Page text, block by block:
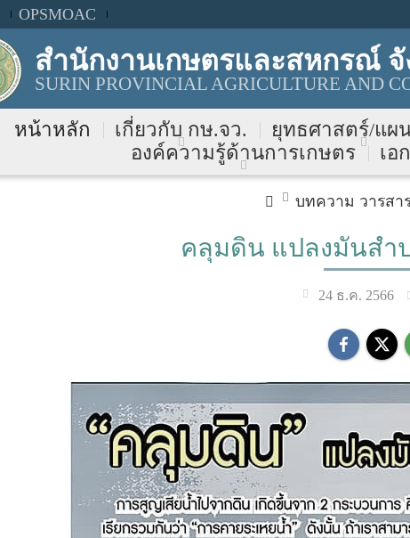
OPSMOAC
สำนักงานเกษตรและสหกรณ์
SURIN PROVINCIAL AGRICULTURE AND
หน้าหลัก เกี่ยวกับ กษ.จว. ยุทธศาสตร์/แผ
องค์ความรู้ด้านการเกษตร
เอ
บทความ วารสา
คลุมดิน แปลงมันสำ
24 ธ.ค. 2566